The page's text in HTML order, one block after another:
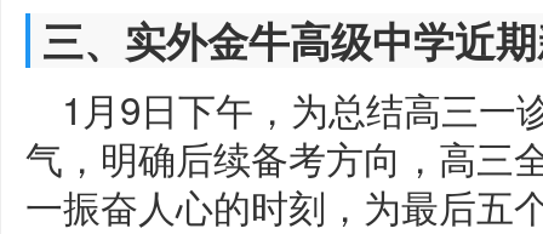
三、实外金牛高级中学近
1月9日下午，为总结高三一
气，明确后续备考方向，高三
一振奋人心的时刻，为最后五